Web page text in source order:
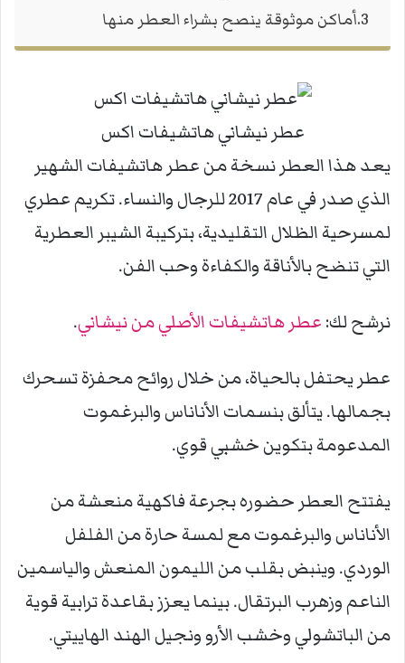
أماكن موثوقة ينصح بشراء العطر منها
عطر نيشاني هاتشيفات اكس
يعد هذا العطر نسخة من عطر هاتشيفات الشهير
الذي صدر في عام 2017 للرجال والنساء. تكريم عطري
لمسرحية الظلال التقليدية، بتركيبة الشيبر العطرية
التي تنضح بالأناقة والكفاءة وحب الفن.
نرشح لك: عطر هاتشيفات الأصلي من نيشاني.
عطر يحتفل بالحياة، من خلال روائح محفزة تسحرك
بجمالها. يتألق بنسمات الأناناس والبرغموت
المدعومة بتكوين خشبي قوي.
يفتتح العطر حضوره بجرعة فاكهية منعشة من
الأناناس والبرغموت مع لمسة حارة من الفلفل
الوردي. وينبض بقلب من الليمون المنعش والياسمين
الناعم وزهرب البرتقال. بينما يعزز بقاعدة ترابية قوية
من الباتشولي وخشب الأرو ونجيل الهند الهاييتي.